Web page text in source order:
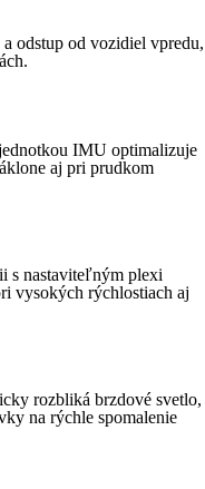
odstup od vozidiel vpredu,
IMU optimalizuje
aj pri prudkom
s nastaviteľným plexi
vysokých rýchlostiach aj
rozbliká brzdové svetlo,
na rýchle spomalenie